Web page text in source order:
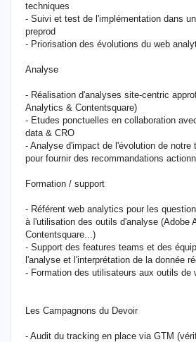
techniques
- Suivi et test de l'implémentation dans
preprod
- Priorisation des évolutions du web
Analyse
- Réalisation d'analyses site-centric
Analytics & Contentsquare)
- Etudes ponctuelles en collaboration
data & CRO
- Analyse d'impact de l'évolution de notre
pour fournir des recommandations
Formation / support
- Référent web analytics pour les
à l'utilisation des outils d'analyse (Adobe
Contentsquare...)
- Support des features teams et des
l'analyse et l'interprétation de la donnée
- Formation des utilisateurs aux outils de
Les Campagnons du Devoir
- Audit du tracking en place via GTM